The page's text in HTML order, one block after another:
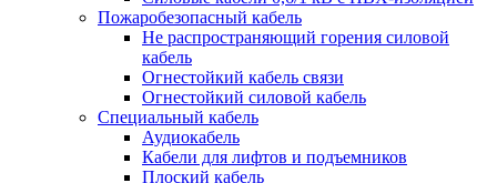
Пожаробезопасный кабель
Не распространяющий горения силовой
кабель
Огнестойкий кабель связи
Огнестойкий силовой кабель
Специальный кабель
Аудиокабель
Кабели для лифтов и подъемников
Плоский кабель